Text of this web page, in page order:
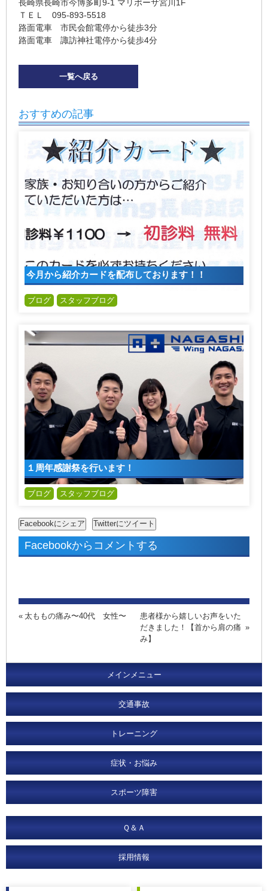
長崎県長崎市今博多町9-1 マリポーサ宮川1F
ＴＥＬ 095-893-5518
路面電車 市民会館電停から徒歩3分
路面電車 諏訪神社電停から徒歩4分
一覧へ戻る
おすすめの記事
今月から紹介カードを配布しております！！
ブログ スタッフブログ
１周年感謝祭を行います！
ブログ スタッフブログ
Facebookからコメントする
太ももの痛み〜40代 女性〜
患者様から嬉しいお声をいた
だきました！【首から肩の痛
み】
メインメニュー
交通事故
トレーニング
症状・お悩み
スポーツ障害
Ｑ＆Ａ
採用情報